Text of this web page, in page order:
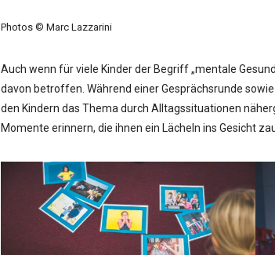
Photos © Marc Lazzarini
Auch wenn für viele Kinder der Begriff „mentale
davon betroffen. Während einer Gesprächsrunde
den Kindern das Thema durch Alltagssituationen
Momente erinnern, die ihnen ein Lächeln ins Gesicht